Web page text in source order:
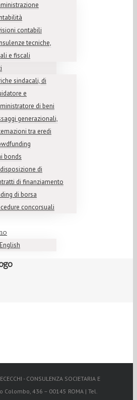
contabili
tecniche,
e fiscali
sindacali, di
e
di beni
generazionali,
tra eredi
bonds
di
di finanziamento
di borsa
concorsuali
English
- CONSULENZA SOCIETARIA E
Colombo, 436 – 00145 ROMA | Tel.